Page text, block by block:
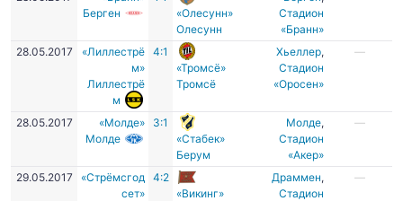
Берген
«Олесунн»
Олесунн
Стадион
«Бранн»
28.05.2017
«Лиллестрё
м»
Лиллестрё
м
4:1
«Тромсё»
Тромсё
Хьеллер,
Стадион
«Оросен»
—
28.05.2017
«Молде»
Молде
3:1
«Стабек»
Берум
Молде,
Стадион
«Акер»
—
29.05.2017
«Стрёмсгод
сет»
4:2
«Викинг»
Драммен,
Стадион
—